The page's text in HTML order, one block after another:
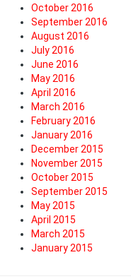
October 2016
September 2016
August 2016
July 2016
June 2016
May 2016
April 2016
March 2016
February 2016
January 2016
December 2015
November 2015
October 2015
September 2015
May 2015
April 2015
March 2015
January 2015